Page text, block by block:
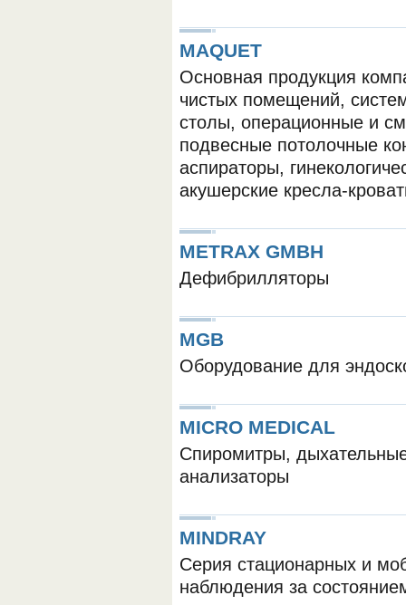
MAQUET
Основная продукция
чистых помещений,
столы, операционные и
подвесные потолочные
аспираторы,
акушерские кресла-
METRAX GMBH
Дефибрилляторы
MGB
Оборудование для
MICRO MEDICAL
Спиромитры,
анализаторы
MINDRAY
Серия стационарных и
наблюдения за